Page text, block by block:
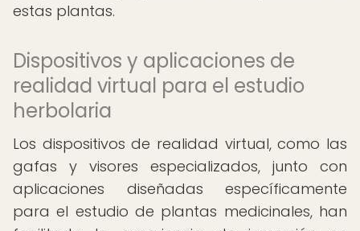
estas plantas.
Dispositivos y aplicaciones de
realidad virtual para el estudio
herbolaria
Los dispositivos de realidad virtual, como las
gafas y visores especializados, junto con
aplicaciones diseñadas específicamente
para el estudio de plantas medicinales, han